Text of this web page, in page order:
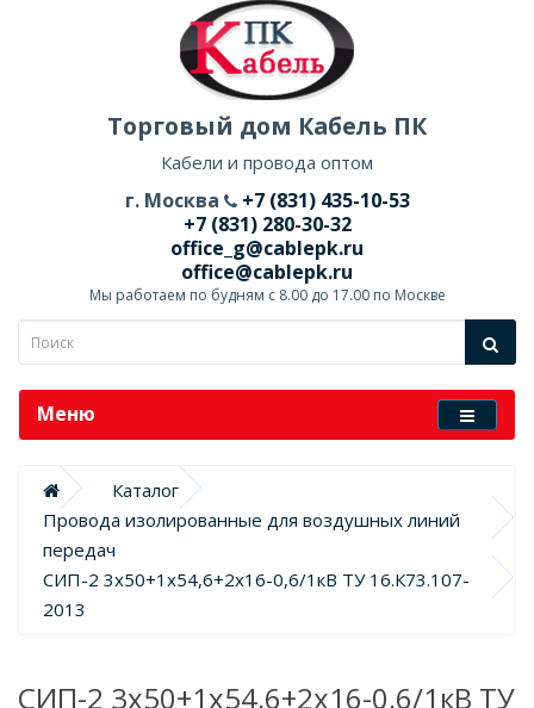
Торговый дом Кабель ПК
Кабели и провода оптом
г. Москва
+7 (831) 435-10-53
+7 (831) 280-30-32
office_g@cablepk.ru
office@cablepk.ru
Мы работаем по будням с 8.00 до 17.00 по Москве
Меню
Каталог
Провода изолированные для воздушных линий
передач
СИП-2 3х50+1х54,6+2х16-0,6/1кВ ТУ 16.К73.107-
2013
СИП-2 3х50+1х54,6+2х16-0,6/1кВ ТУ